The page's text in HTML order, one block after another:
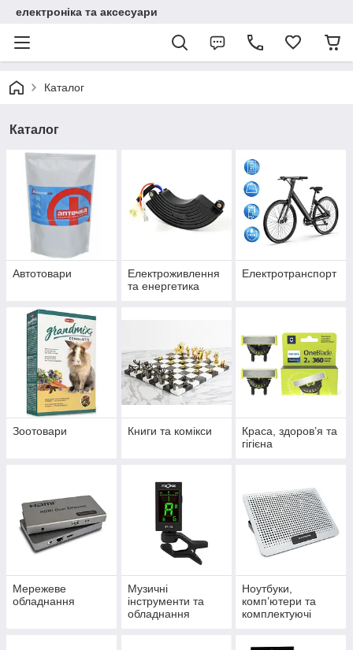
електроніка та аксесуари
Каталог
Каталог
Автотовари
Електроживлення
та енергетика
Електротранспорт
Зоотовари Книги та комікси
Краса, здоров’я та
гігієна
Мережеве
обладнання
Музичні
інструменти та
обладнання
Ноутбуки,
комп’ютери та
комплектуючі